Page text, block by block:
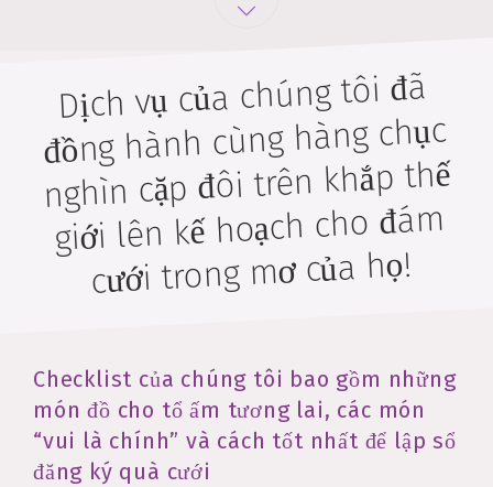
Dịch vụ của chúng tôi đã
đồng hành cùng hàng chục
nghìn cặp đôi trên khắp thế
giới lên kế hoạch cho đám
cưới trong mơ của họ!
Checklist của chúng tôi bao gồm những
món đồ cho tổ ấm tương lai, các món
“vui là chính” và cách tốt nhất để lập sổ
đăng ký quà cưới